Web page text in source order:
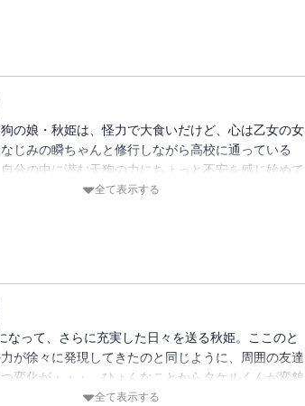
の娘・秋姫は、怪力で大食いだけど、心は乙女の女
じみの瞬ちゃんと修行しながら高校に通っている
分の中に潜む天狗の力にちょっと不安を感じ始めて
ゃんへの恋心をはっきりと自覚した秋姫は、クラスメ
全て表示する
なって、さらに充実した日々を送る秋姫。ここのと
が徐々に発現してきたのと同じように、周囲の友達
変化が・・・。ひょんなことからタケルくんが変貌
沢ちゃんや金ちゃんにも素敵な恋のきざし
全て表示する